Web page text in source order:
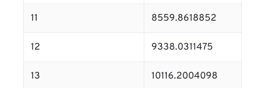
11 8559.8618852
12 9338.0311475
13 10116.2004098